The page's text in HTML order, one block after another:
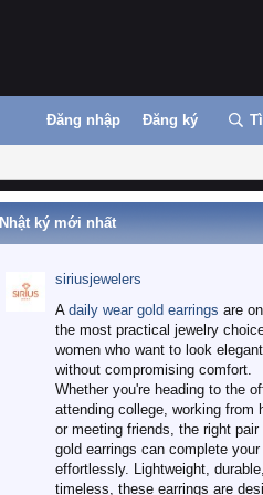
Đăng nhập Đăng ký
Nhật ký mới nhất
siriusjewelers
A daily wear gold earrings are
the most practical jewelry
women who want to look elegant
without compromising comfort.
Whether you're heading to the
attending college, working from
or meeting friends, the right pair
gold earrings can complete your
effortlessly. Lightweight,
timeless, these earrings are